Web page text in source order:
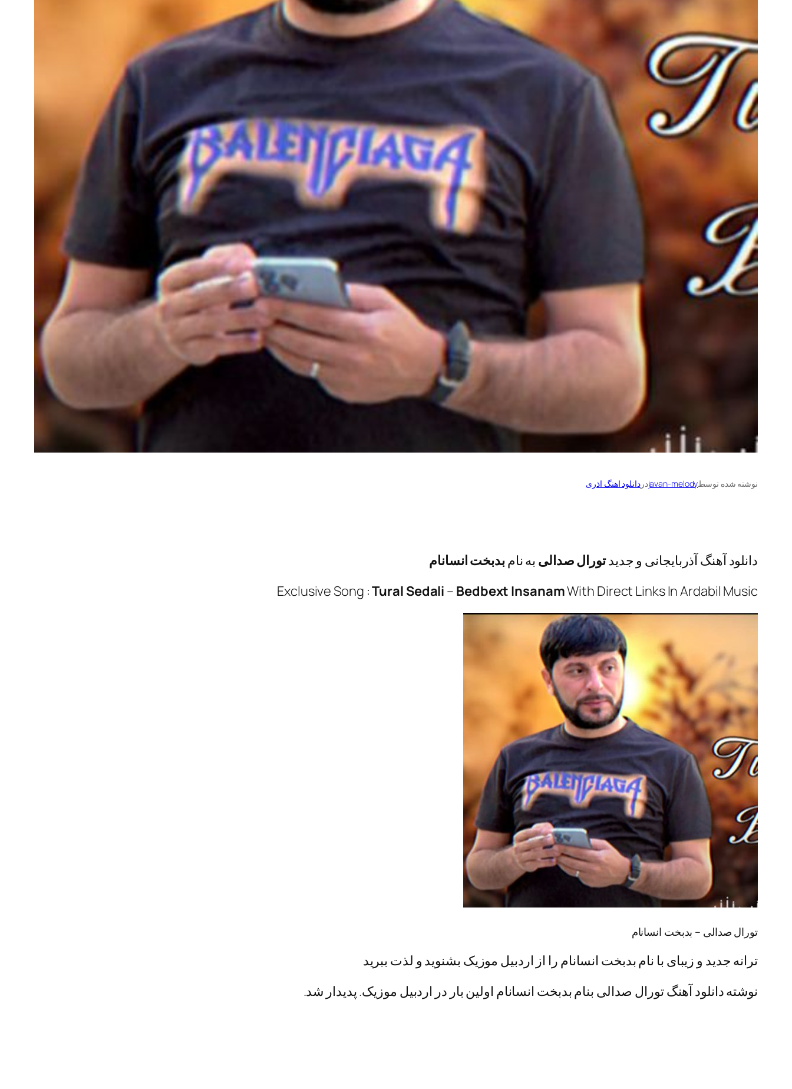
نوشته شده توسطjavan-melodyدردانلود اهنگ اذری
دانلود آهنگ آذربایجانی و جدیدتورال صدالی به نامبدبخت انسانام
Exclusive Song :Tural Sedali – Bedbext InsanamWith Direct Links In Ardabil Music
تورال صدالی – بدبخت انسانام
ترانه جدید و زیبای با نام بدبخت انسانام را از اردبیل موزیک بشنوید و لذت ببرید
نوشته دانلود آهنگ تورال صدالی بنام بدبخت انسانام اولین بار در اردبیل موزیک. پدیدار شد.